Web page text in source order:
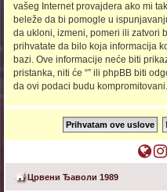
vašeg Internet provajdera ako mi
beleže da bi pomogle u
da ukloni, izmeni, pomeri ili zatvori
prihvatate da bilo koja informacija
bazi. Ove informacije neće biti
pristanka, niti će “” ili phpBB biti
da ovi podaci budu kompromitovani.
П
о
Ц
Ђ
Црвени Ђаволи 1989